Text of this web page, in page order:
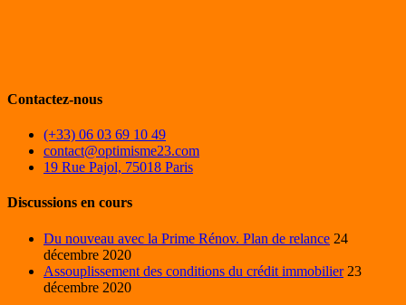
Contactez-nous
(+33) 06 03 69 10 49
contact@optimisme23.com
19 Rue Pajol, 75018 Paris
Discussions en cours
Du nouveau avec la Prime Rénov. Plan de relance 24
décembre 2020
Assouplissement des conditions du crédit immobilier 23
décembre 2020